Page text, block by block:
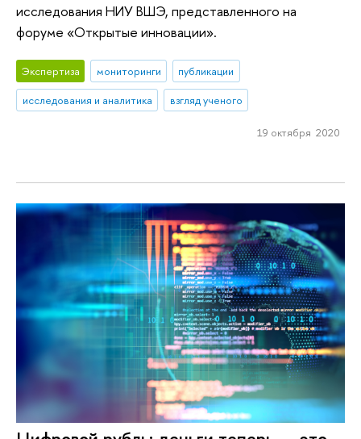
исследования НИУ ВШЭ, представленного на
форуме «Открытые инновации».
Экспертиза мониторинги
публикации
исследования и аналитика
взгляд ученого
19 октября 2020